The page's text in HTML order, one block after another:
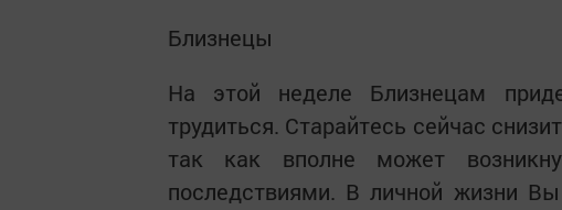
Близнецы
На этой неделе Близнецам
трудиться. Старайтесь сейчас
так как вполне может
последствиями. В личной жизни